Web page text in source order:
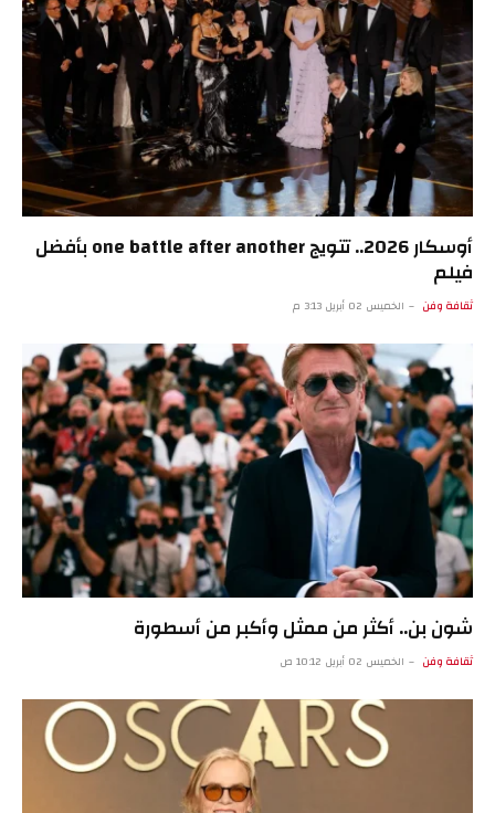
أوسكار 2026.. تتويج one battle after another بأفضل
فيلم
ثقافة وفن الخميس 02 أبريل 3:13 م
شون بن.. أكثر من ممثل وأكبر من أسطورة
ثقافة وفن الخميس 02 أبريل 10:12 ص